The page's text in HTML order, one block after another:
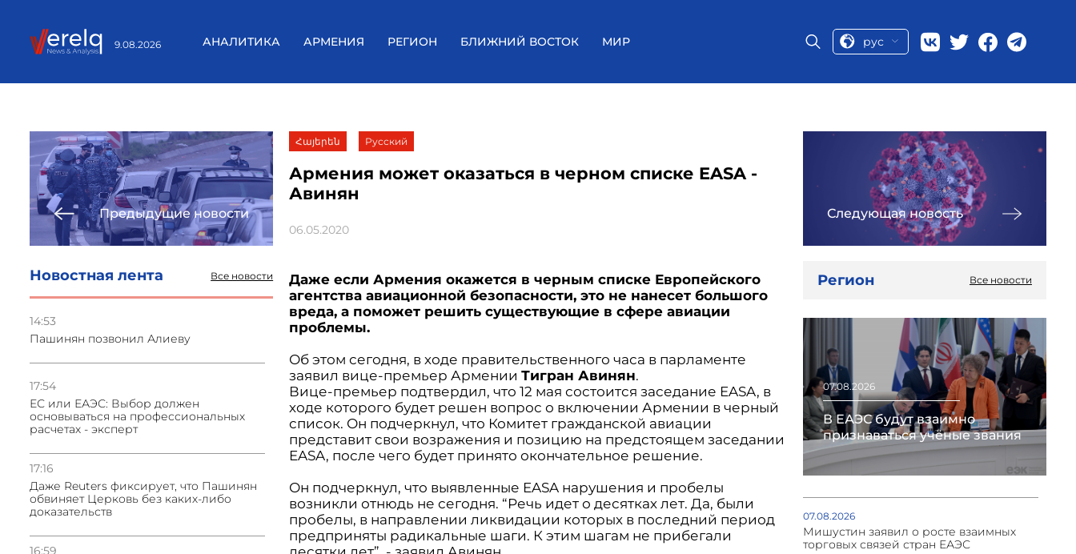
9.08.2026 АНАЛИТИКА АРМЕНИЯ РЕГИОН БЛИЖНИЙ ВОСТОК МИР рус
Предыдущие новости
Новостная лента Все новости
14:53
Пашинян позвонил Алиеву
17:54
ЕС или ЕАЭС: Выбор должен
основываться на профессиональных
расчетах - эксперт
17:16
Даже Reuters фиксирует, что Пашинян
обвиняет Церковь без каких-либо
доказательств
16:59
Հայերեն Русский
Армения может оказаться в черном списке EASA -
Авинян
06.05.2020
Даже если Армения окажется в черным списке Европейского
агентства авиационной безопасности, это не нанесет большого
вреда, а поможет решить существующие в сфере авиации
проблемы.
Об этом сегодня, в ходе правительственного часа в парламенте
заявил вице-премьер АрменииТигран Авинян.
Вице-премьер подтвердил, что 12 мая состоится заседание EASA, в
ходе которого будет решен вопрос о включении Армении в черный
список. Он подчеркнул, что Комитет гражданской авиации
представит свои возражения и позицию на предстоящем заседании
EASA, после чего будет принято окончательное решение.
Он подчеркнул, что выявленные EASA нарушения и пробелы
возникли отнюдь не сегодня. “Речь идет о десятках лет. Да, были
пробелы, в направлении ликвидации которых в последний период
предприняты радикальные шаги. К этим шагам не прибегали
Следующая новость
Регион Все новости
07.08.2026
В ЕАЭС будут взаимно
признаваться учёные звания
07.08.2026
Мишустин заявил о росте взаимных
торговых связей стран ЕАЭС